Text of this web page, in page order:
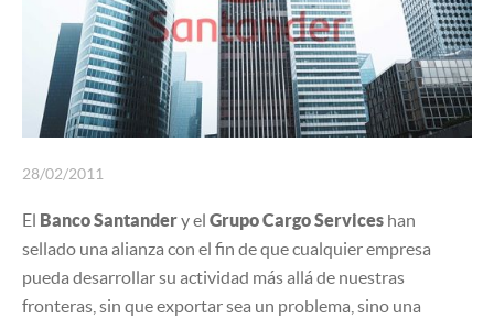
INSURANCE
28/02/2011
El Banco Santandery el Grupo Cargo Services han
sellado una alianza con el fin de que cualquier empresa
pueda desarrollar su actividad más allá de nuestras
fronteras, sin que exportar sea un problema, sino una